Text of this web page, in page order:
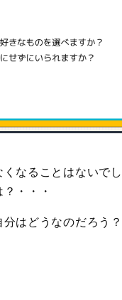
なることはないで
・・・
はどうなのだろう